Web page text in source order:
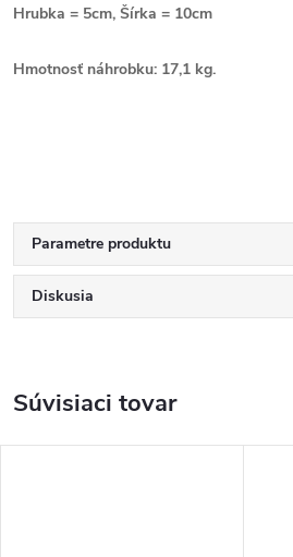
Hrubka = 5cm, Šírka = 10cm
Hmotnosť náhrobku: 17,1 kg.
Parametre produktu
Diskusia
Súvisiaci tovar